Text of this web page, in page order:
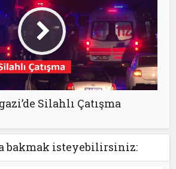
Silahlı Çatışma
bakmak isteyebilirsiniz: